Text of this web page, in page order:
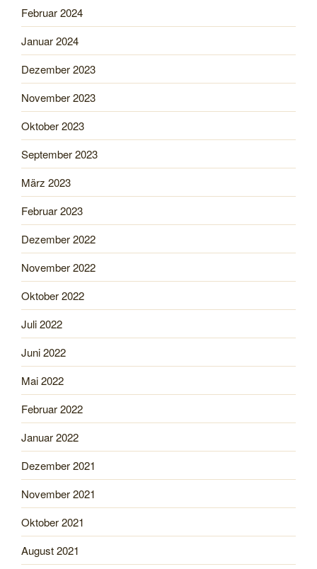
Februar 2024
Januar 2024
Dezember 2023
November 2023
Oktober 2023
September 2023
März 2023
Februar 2023
Dezember 2022
November 2022
Oktober 2022
Juli 2022
Juni 2022
Mai 2022
Februar 2022
Januar 2022
Dezember 2021
November 2021
Oktober 2021
August 2021